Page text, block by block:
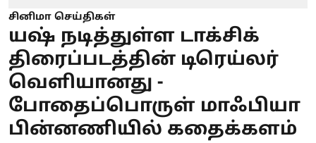
சினிமா செய்திகள்
யஷ் நடித்துள்ள டாக்சிக்
திரைப்படத்தின் டிரெய்லர்
வெளியானது -
போதைப்பொருள் மாஃபியா
பின்னணியில் கதைக்களம்